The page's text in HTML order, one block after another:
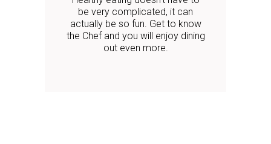
be very complicated, it can
actually be so fun. Get to know
the Chef and you will enjoy dining
out even more.